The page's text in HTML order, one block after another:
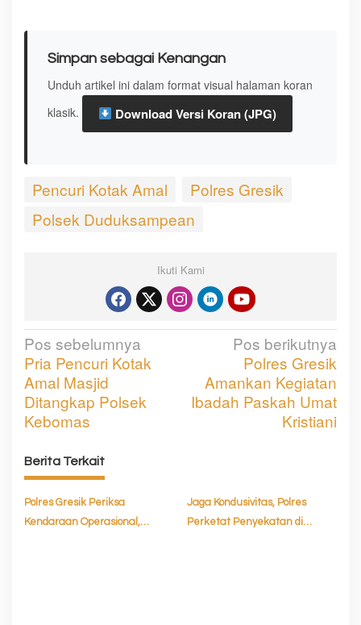
Simpan sebagai Kenangan
Unduh artikel ini dalam format visual halaman koran
klasik.
Download Versi Koran (JPG)
Pencuri Kotak Amal
Polres Gresik
Polsek Duduksampean
Ikuti Kami
N
a
v
i
g
a
s
i
Pos sebelumnya
Pria Pencuri Kotak
Amal Masjid
Ditangkap Polsek
Kebomas
Pos berikutnya
Polres Gresik
Amankan Kegiatan
Ibadah Paskah Umat
Kristiani
Berita Terkait
Polres Gresik Periksa
Kendaraan Operasional,
Jaga Kondusivitas, Polres
Perketat Penyekatan di